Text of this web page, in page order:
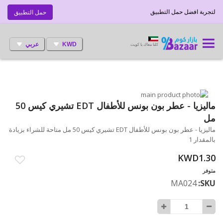
حمل التطبيق لتجربة افضل حمل التطبيق
KWD عربي كلنا معاك يا كويت
انتقل
إلى
النهاية
معرض
الصور
تخطي
إلى
بداية
معرض
الصور
ماليزيا - عطر بون بونس للأطفال EDT تشيري كيس 50
مل
ماليزيا - عطر بون بونس للأطفال EDT تشيري كيس 50 مل متاحة للشراء بزيادة
بالمقدار 1
KWD1.30
متوفر
SKU
MA024